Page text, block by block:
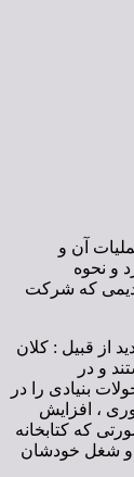
آن و
و نحوه
که شرکت
از قبیل : کلان
و در
بنیادی را در
، افزایش
که کتابخانه
و شغل خودشان